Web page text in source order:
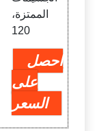
الممتزة،
120
احصل
على
السعر